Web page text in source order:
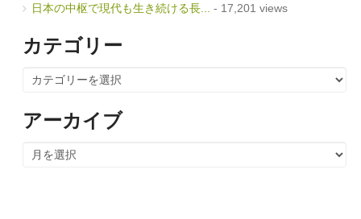
日本の中枢で現代も生き続ける長...
- 17,201 views
カテゴリー
テ
リ
ー
アーカイブ
ー